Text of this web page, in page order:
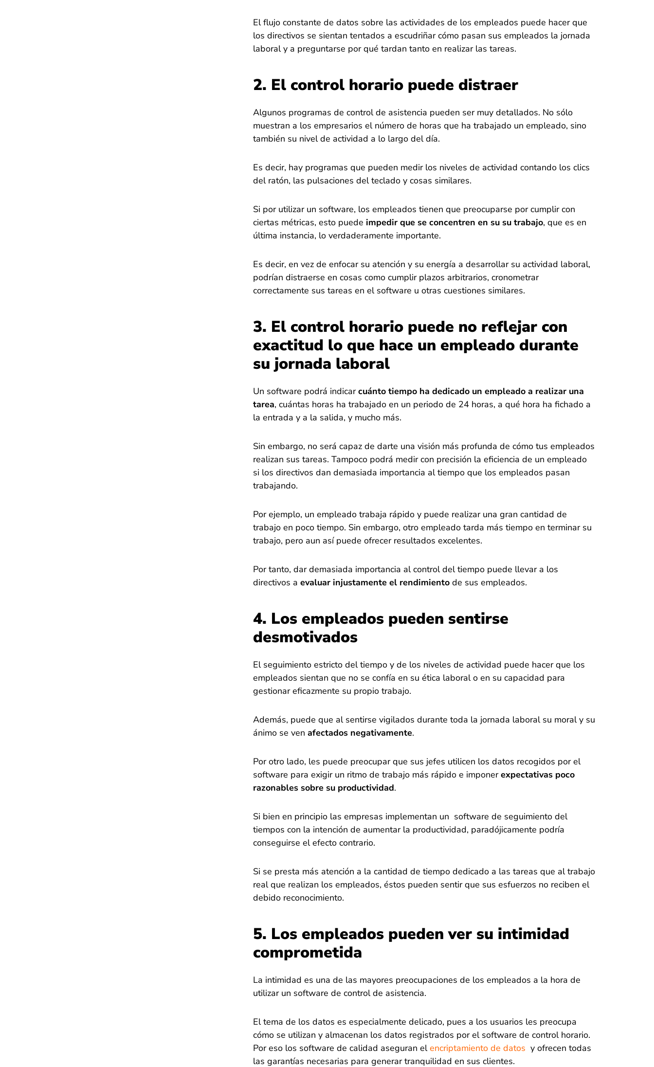
El flujo constante de datos sobre las actividades de los empleados puede hacer que
los directivos se sientan tentados a escudriñar cómo pasan sus empleados la jornada
laboral y a preguntarse por qué tardan tanto en realizar las tareas.
2. El control horario puede distraer
Algunos programas de control de asistencia pueden ser muy detallados. No sólo
muestran a los empresarios el número de horas que ha trabajado un empleado, sino
también su nivel de actividad a lo largo del día.
Es decir, hay programas que pueden medir los niveles de actividad contando los clics
del ratón, las pulsaciones del teclado y cosas similares.
Si por utilizar un software, los empleados tienen que preocuparse por cumplir con
ciertas métricas, esto puede impedir que se concentren en su su trabajo, que es en
última instancia, lo verdaderamente importante.
Es decir, en vez de enfocar su atención y su energía a desarrollar su actividad laboral,
podrían distraerse en cosas como cumplir plazos arbitrarios, cronometrar
correctamente sus tareas en el software u otras cuestiones similares.
3. El control horario puede no reflejar con
exactitud lo que hace un empleado durante
su jornada laboral
Un software podrá indicarcuánto tiempo ha dedicado un empleado a realizar una
tarea, cuántas horas ha trabajado en un periodo de 24 horas, a qué hora ha fichado a
la entrada y a la salida, y mucho más.
Sin embargo, no será capaz de darte una visión más profunda de cómo tus empleados
realizan sus tareas. Tampoco podrá medir con precisión la eficiencia de un empleado
si los directivos dan demasiada importancia al tiempo que los empleados pasan
trabajando.
Por ejemplo, un empleado trabaja rápido y puede realizar una gran cantidad de
trabajo en poco tiempo. Sin embargo, otro empleado tarda más tiempo en terminar su
trabajo, pero aun así puede ofrecer resultados excelentes.
Por tanto, dar demasiada importancia al control del tiempo puede llevar a los
directivos a evaluar injustamente el rendimientode sus empleados.
4. Los empleados pueden sentirse
desmotivados
El seguimiento estricto del tiempo y de los niveles de actividad puede hacer que los
empleados sientan que no se confía en su ética laboral o en su capacidad para
gestionar eficazmente su propio trabajo.
Además, puede que al sentirse vigilados durante toda la jornada laboral su moral y su
ánimo se ven afectados negativamente.
Por otro lado, les puede preocupar que sus jefes utilicen los datos recogidos por el
software para exigir un ritmo de trabajo más rápido e imponerexpectativas poco
razonables sobre su productividad.
Si bien en principio las empresas implementan un software de seguimiento del
tiempos con la intención de aumentar la productividad, paradójicamente podría
conseguirse el efecto contrario.
Si se presta más atención a la cantidad de tiempo dedicado a las tareas que al trabajo
real que realizan los empleados, éstos pueden sentir que sus esfuerzos no reciben el
debido reconocimiento.
5. Los empleados pueden ver su intimidad
comprometida
La intimidad es una de las mayores preocupaciones de los empleados a la hora de
utilizar un software de control de asistencia.
El tema de los datos es especialmente delicado, pues a los usuarios les preocupa
cómo se utilizan y almacenan los datos registrados por el software de control horario.
Por eso los software de calidad aseguran elencriptamiento de datos y ofrecen todas
las garantías necesarias para generar tranquilidad en sus clientes.